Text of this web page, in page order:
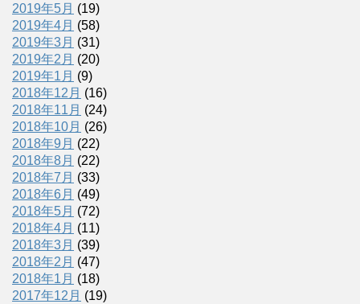
2019年5月 (19)
2019年4月 (58)
2019年3月 (31)
2019年2月 (20)
2019年1月 (9)
2018年12月 (16)
2018年11月 (24)
2018年10月 (26)
2018年9月 (22)
2018年8月 (22)
2018年7月 (33)
2018年6月 (49)
2018年5月 (72)
2018年4月 (11)
2018年3月 (39)
2018年2月 (47)
2018年1月 (18)
2017年12月 (19)